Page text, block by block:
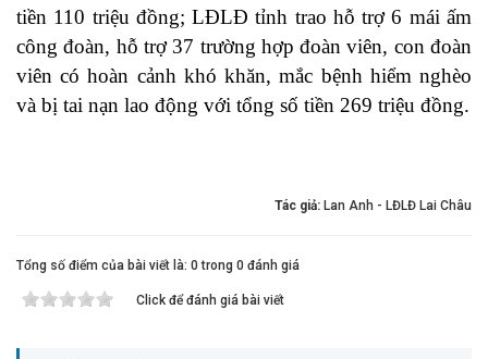
tiền 110 triệu đồng; LĐLĐ tỉnh trao hỗ trợ 6 mái ấm
công đoàn, hỗ trợ 37 trường hợp đoàn viên, con đoàn
viên có hoàn cảnh khó khăn, mắc bệnh hiểm nghèo
và bị tai nạn lao động với tổng số tiền 269 triệu đồng.
Tác giả: Lan Anh - LĐLĐ Lai Châu
Tổng số điểm của bài viết là: 0 trong 0 đánh giá
Click để đánh giá bài viết